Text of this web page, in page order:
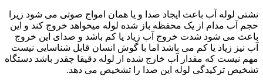
نشتی لوله آب باعث ایجاد صدا و یا همان امواج صوتی می شود زیرا
حجم آب مدام از یک محفظه باز شده لوله میخواهد خروج کند و این
باعث می شود شدت خروج آب زیاد یا کم باشد و صدای این خروج
آب نیز زیاد یا کم می باشد اما با گوش انسان قابل شناسایی نیست
مهم نیست که مقدار آب خارج شده از لوله دقیقا چقدر باشد دستگاه
تشخیص ترکیدگی لوله این صدا را تشخیص می دهد.